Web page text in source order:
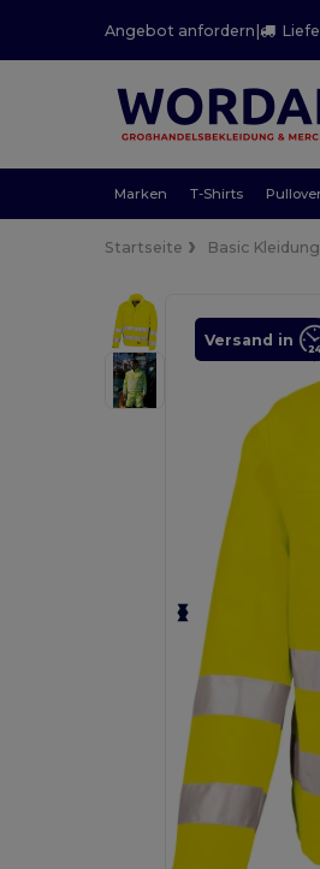
Angebot anfordern|
Marken T-Shirts
Startseite Basic
Versand in